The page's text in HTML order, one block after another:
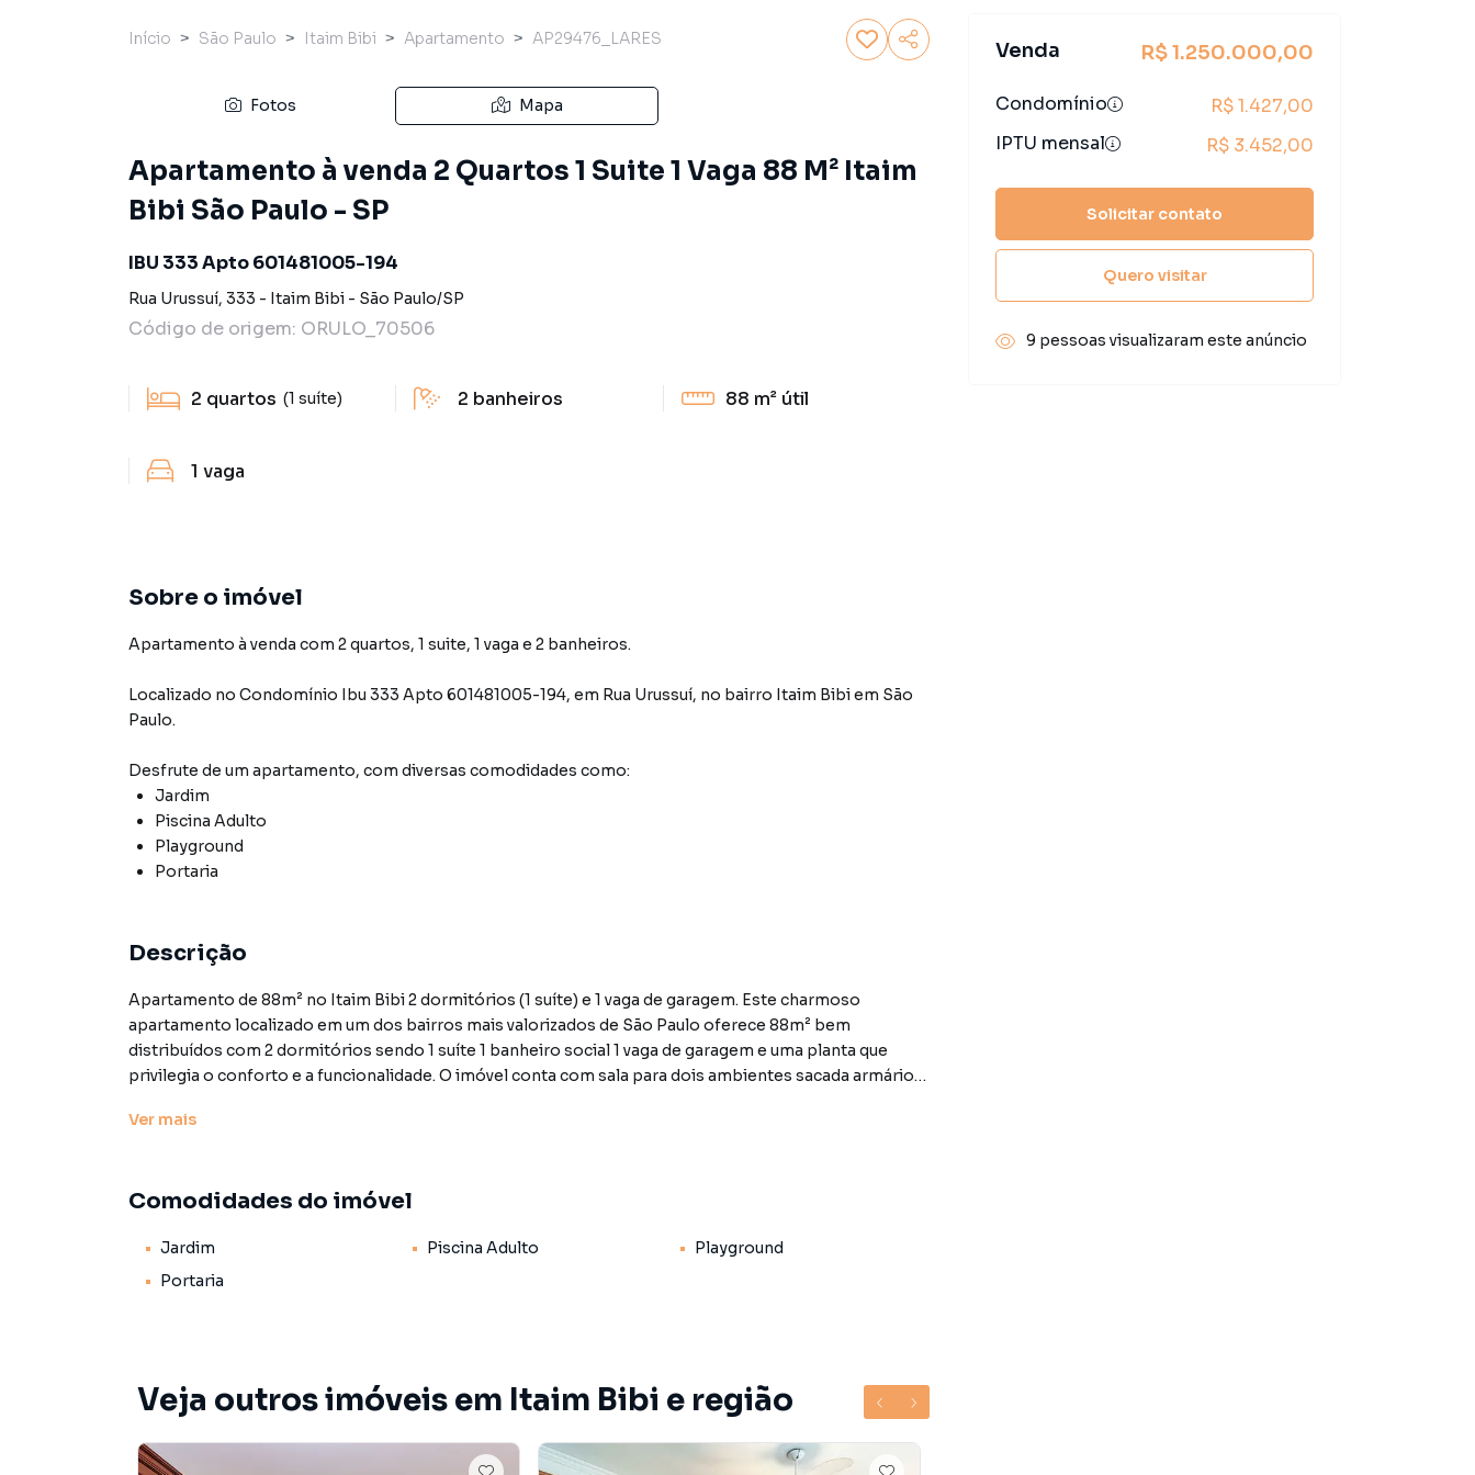
Início São Paulo Itaim Bibi Apartamento AP29476_LARES
Fotos Mapa
Apartamento à venda 2 Quartos 1 Suite 1 Vaga 88 M² Itaim
Bibi São Paulo - SP
IBU 333 Apto 601481005-194
Rua Urussuí, 333 - Itaim Bibi - São Paulo/SP
Código de origem: ORULO_70506
2 quartos (1 suíte) 2 banheiros 88 m² útil
1 vaga
Sobre o imóvel
Apartamento à venda com 2 quartos, 1 suite, 1 vaga e 2 banheiros.
Localizado no Condomínio Ibu 333 Apto 601481005-194, em Rua Urussuí, no bairro Itaim Bibiem São
Paulo.
Desfrute de um apartamento, com diversas comodidades como:
Jardim
Piscina Adulto
Playground
Portaria
Descrição
Apartamento de 88m² no Itaim Bibi 2 dormitórios (1 suíte) e 1 vaga de garagem. Este charmoso
apartamento localizado em um dos bairros mais valorizados de São Paulo oferece 88m² bem
distribuídos com 2 dormitórios sendo 1 suíte 1 banheiro social 1 vaga de garagem e uma planta que
privilegia o conforto e a funcionalidade. O imóvel conta com sala para dois ambientes sacada armários
banheiro. Ideal para quem busca morar com qualidade de vida em uma região repleta de conveniências.
melhor Índice de Desenvolvimento Humano (IDH) da cidade. Com ruas arborizadas segurança
comerciais esta localização proporciona praticidade e bem-estar no dia a dia. Uma excelente opção
para quem valoriza localização qualidade de vida e mobilidade. Preço e disponibilidade do imóvel
• Piscina adulto
• Portaria
Ver mais
Comodidades do imóvel
Jardim Piscina Adulto
Playground
Portaria
Veja outros imóveis em Itaim Bibi e região
Venda R$ 1.250.000,00
Condomínio
R$ 1.427,00
IPTU mensal
R$ 3.452,00
Solicitar contato
Quero visitar
9 pessoas visualizaram este anúncio